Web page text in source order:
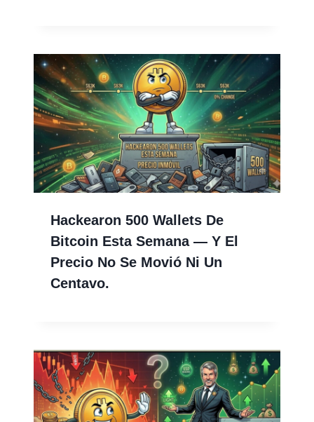
Hackearon 500 Wallets De
Bitcoin Esta Semana — Y El
Precio No Se Movió Ni Un
Centavo.